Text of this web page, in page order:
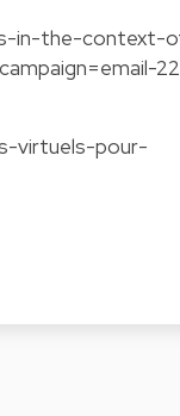
in-the-context-
virtuels-pour-